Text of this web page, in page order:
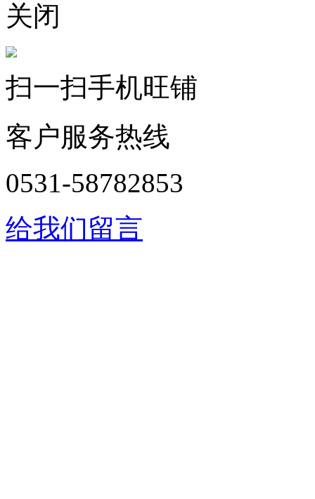
关闭
扫一扫手机旺铺
客户服务热线
0531-58782853
给我们留言